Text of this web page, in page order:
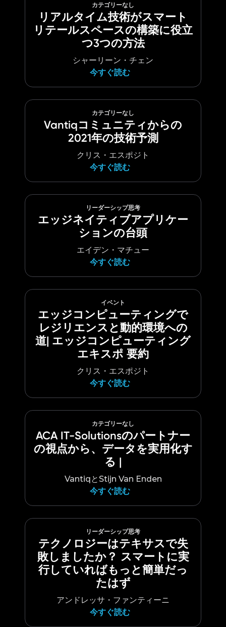
カテゴリーなし
リアルタイム技術がスマート
リテールスペースの構築に役立
つ3つの方法
シャーリーン・チェン
今すぐ読む
カテゴリーなし
Vantiqコミュニティからの
2021年の技術予測
クリス・エスポジト
今すぐ読む
リーダーシップ思考
エッジネイティブアプリケー
ションの台頭
エイデン・マチュー
今すぐ読む
イベント
エッジコンピューティングで
レジリエンスと動的環境への
道| エッジコンピューティング
エキスポ 要約
クリス・エスポジト
今すぐ読む
カテゴリーなし
ACA IT-Solutionsのパートナー
の視点から、データを実用化す
る |
VantiqとStijn Van Enden
今すぐ読む
リーダーシップ思考
テクノロジーはテキサスで失
敗しましたか？ スマートに実
行していればもっと簡単だっ
たはず
アンドレッサ・ファンティーニ
今すぐ読む